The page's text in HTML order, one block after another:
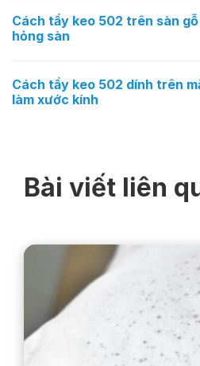
Cách tẩy keo 502 trên sàn
hỏng sàn
Cách tẩy keo 502 dính trên
làm xước kính
Bài viết liên